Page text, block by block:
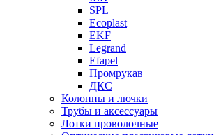
SPL
Ecoplast
EKF
Legrand
Efapel
Промрукав
ДКС
Колонны и лючки
Трубы и аксессуары
Лотки проволочные